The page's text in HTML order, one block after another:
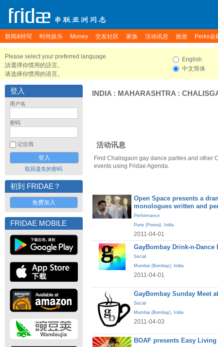
新闻&特写 时尚娱乐 Money 交友社区 家族 活动讯息 旅游 Perks会
Please select your preferred language.
請選擇你慣用的語言。
请选择你惯用的语言。
English
中文简体
登入
用户名
密码
记住我
取回遗失的密码
初到 FRIDAE？
免费加入
FRIDAE MOBILE
INDIA : MAHARASHTRA :
活动讯息
Find Chalisgaon gay dance parties and other
events using Fridae Agenda.
Open Space presents a
monologues written and
Performance
Pune (Poona), India
2011-04-01
GayBombay Drink-n-Dance
Social
Mumbai (Bombay), India
2011-04-01
GayBombay Sunday Meet
Social
Mumbai (Bombay), India
2011-04-03
BOAF presents Easy